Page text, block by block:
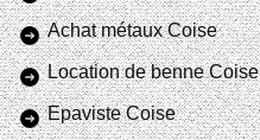
Achat métaux Coise
Location de benne Coise
Epaviste Coise